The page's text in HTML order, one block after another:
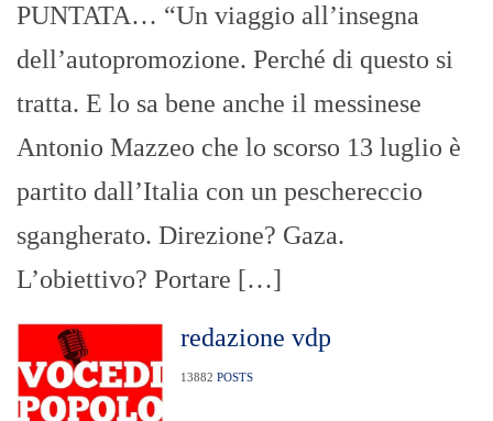
PUNTATA… “Un viaggio all’insegna
dell’autopromozione. Perché di questo si
tratta. E lo sa bene anche il messinese
Antonio Mazzeo che lo scorso 13 luglio è
partito dall’Italia con un peschereccio
sgangherato. Direzione? Gaza.
L’obiettivo? Portare […]
redazione vdp
13882 POSTS